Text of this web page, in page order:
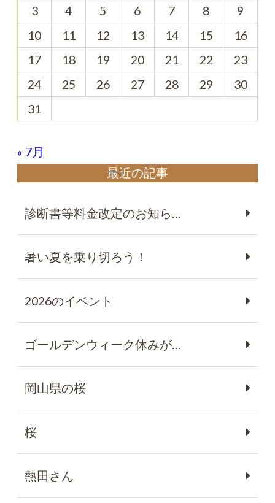
3
4 5 6 7 8
9
10
11 12 13 14 15
16
17
18 19 20 21 22
23
24
25 26 27 28 29
30
31
« 7月
最近の記事
診断書等料金改定のお知ら…
暑い夏を乗り切ろう！
2026のイベント
ゴールデンウィーク休みが…
岡山県の桜
桜
熱田さん